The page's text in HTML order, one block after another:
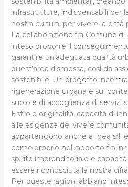
infrastrutture, indispensabili per
nostra cultura, per vivere la città
La collaborazione fra Comune
inteso proporre il
garantire un’adeguata qualità
quest’area dismessa, così da
sostenibile. Un progetto
rigenerazione urbana e sul
suolo e di accoglienza di servizi
Estro e originalità, capacità di
alle esigenze del vivere
appartengono anche a Idea srl:
come proprio nel rapporto fra
spirito imprenditoriale e
essere riconosciuta la nostra
Per queste ragioni abbiano